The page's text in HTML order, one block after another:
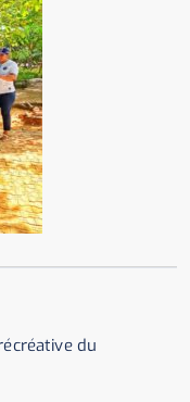
du